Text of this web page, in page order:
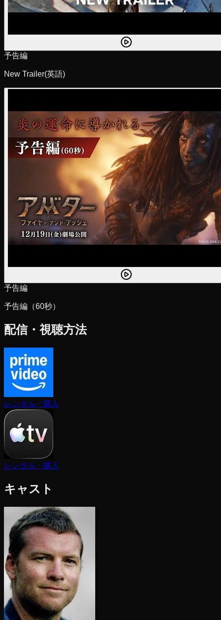
予告編
New Trailer(英語)
予告編
予告編（60秒）
配信・視聴方法
レンタル・購入
レンタル・購入
キャスト